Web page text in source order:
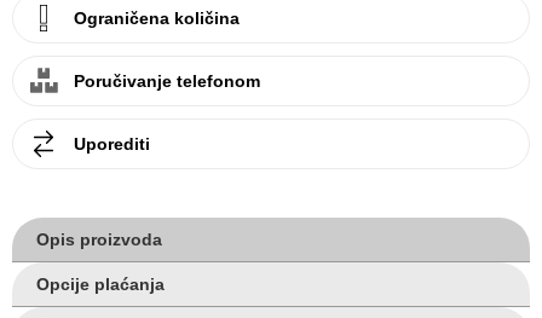
Ograničena količina
Poručivanje telefonom
Uporediti
Opis proizvoda
Opcije plaćanja